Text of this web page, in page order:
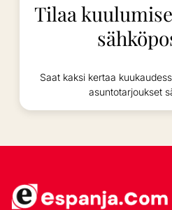
Tilaa
Saat kaksi kertaa
asuntotarjoukset